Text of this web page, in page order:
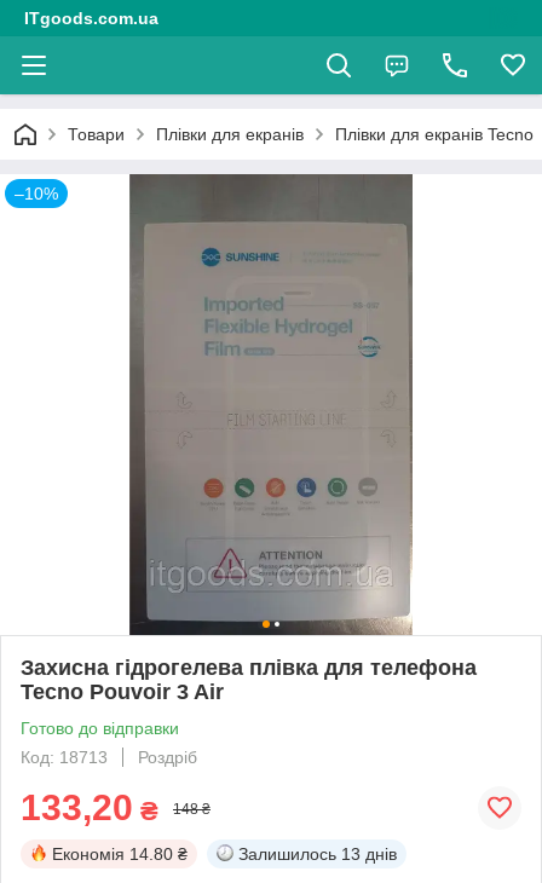
ITgoods.com.ua
Товари Плівки для екранів Плівки для екранів Tecno
–10%
Захисна гідрогелева плівка для телефона
Tecno Pouvoir 3 Air
Готово до відправки
Код: 18713
Роздріб
133,20 ₴ 148 ₴
Економія 14.80 ₴ Залишилось 13 днів